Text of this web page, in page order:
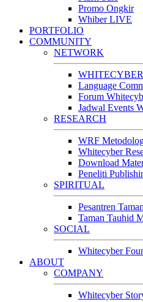
Promo Ongkir
Whiber LIVE
PORTFOLIO
COMMUNITY
NETWORK
Language
Forum
Jadwal Events
RESEARCH
WRF
Whitecyber
Download
Peneliti
SPIRITUAL
Pesantren
Taman Tauhid
SOCIAL
Whitecyber
ABOUT
COMPANY
Whitecyber